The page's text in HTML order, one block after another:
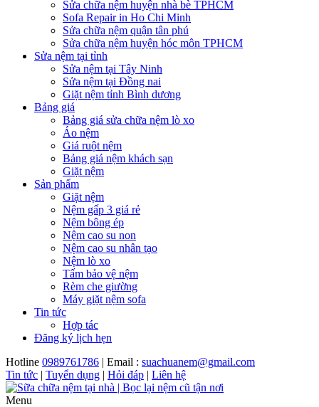
Sửa chữa nệm huyện nhà bè TPHCM
Sofa Repair in Ho Chi Minh
Sửa chữa nệm quận tân phú
Sửa chữa nệm huyện hóc môn TPHCM
Sửa nệm tại tỉnh
Sửa nệm tại Tây Ninh
Sửa nệm tại Đồng nai
Giặt nệm tỉnh Bình dương
Bảng giá
Bảng giá sửa chữa nệm lò xo
Áo nệm
Giá ruột nệm
Bảng giá nệm khách sạn
Giặt nệm
Sản phẩm
Giặt nệm
Nệm gấp 3 giá rẻ
Nệm bông ép
Nệm cao su non
Nệm cao su nhân tạo
Nệm lò xo
Tấm bảo vệ nệm
Rèm che giường
Máy giặt nệm sofa
Tin tức
Hợp tác
Đăng ký lịch hẹn
Hotline 0989761786 | Email : suachuanem@gmail.com
Tin tức | Tuyển dụng | Hỏi đáp | Liên hệ
Menu